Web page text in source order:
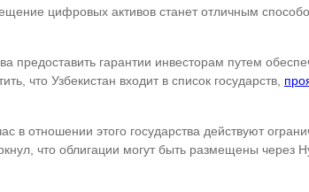
цифровых активов станет отличным
предоставить гарантии инвесторам путем
что Узбекистан входит в список государств,
отношении этого государства действуют
что облигации могут быть размещены через